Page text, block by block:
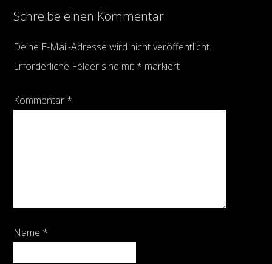
Schreibe einen Kommentar
Deine E-Mail-Adresse wird nicht veröffentlicht.
Erforderliche Felder sind mit * markiert
Kommentar *
Name *